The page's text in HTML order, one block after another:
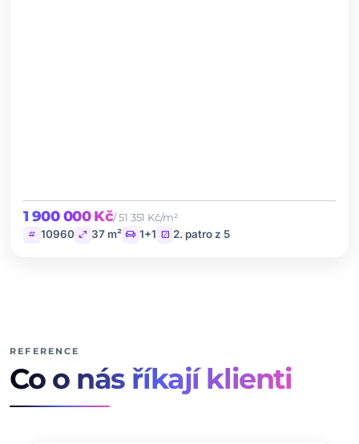
1 900 000 Kč/ 51 351 Kč/m²
tag 10960 open_in_full 37 m² chair 1+1 stairs 2. patro z 5
REFERENCE
Co o nás říkají klienti